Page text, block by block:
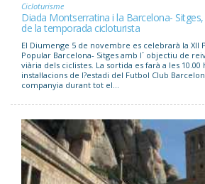
Cicloturisme
Diada Montserratina i la Barcelona-
de la temporada cicloturista
El Diumenge 5 de novembre es celebrarà la XII
Popular Barcelona- Sitges amb l´ objectiu de
viària dels ciclistes. La sortida es farà a les 10.00
instal·lacions de l?estadi del Futbol Club
companyia durant tot el...